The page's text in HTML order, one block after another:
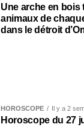
Une arche en
animaux de
dans le détroit
HOROSCOPE Il y a 2
Horoscope du 27